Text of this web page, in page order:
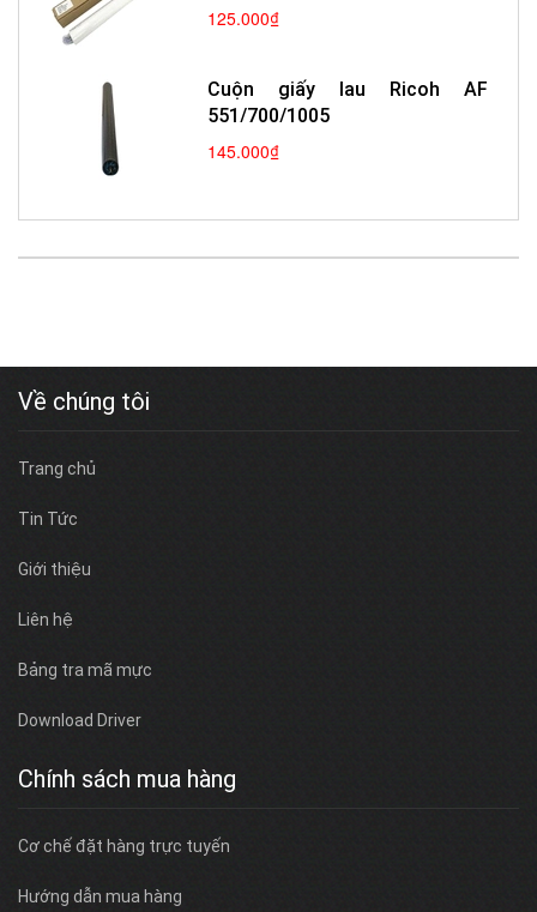
MP 5500/ 6500/ 750...
125.000₫
Cuộn giấy lau Ricoh AF
551/700/1005
145.000₫
Về chúng tôi
Trang chủ
Tin Tức
Giới thiệu
Liên hệ
Bảng tra mã mực
Download Driver
Chính sách mua hàng
Cơ chế đặt hàng trực tuyến
Hướng dẫn mua hàng